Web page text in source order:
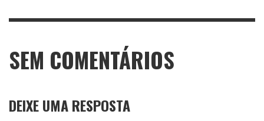
SEM COMENTÁRIOS
DEIXE UMA RESPOSTA